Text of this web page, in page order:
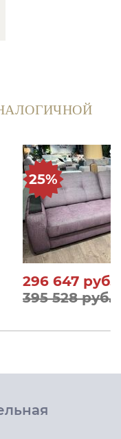
296 647 руб.
395 528 руб.
25%